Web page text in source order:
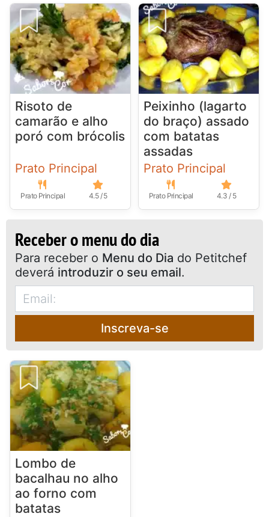
Risoto de
camarão e alho
poró com brócolis
Prato Principal
Prato Principal 4.5 / 5
Peixinho (lagarto
do braço) assado
com batatas
assadas
Prato Principal
Prato Principal 4.3 / 5
Receber o menu do dia
Para receber o Menu do Dia do Petitchef
deverá introduzir o seu email.
Inscreva-se
Lombo de
bacalhau no alho
ao forno com
batatas